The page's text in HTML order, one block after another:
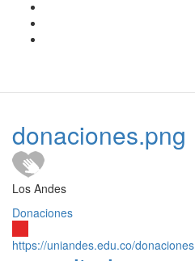
donaciones.png
Los Andes
Donaciones
https://uniandes.edu.co/donaciones